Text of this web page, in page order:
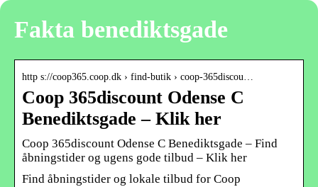
Fakta benediktsgade
http s://coop365.coop.dk › find-butik › coop-365discou…
Coop 365discount Odense C
Benediktsgade – Klik her
Coop 365discount Odense C Benediktsgade – Find
åbningstider og ugens gode tilbud – Klik her
Find åbningstider og lokale tilbud for Coop